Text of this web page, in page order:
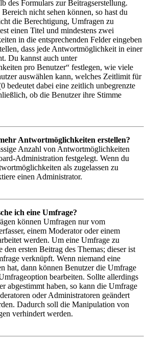
des Formulars zur Beitragserstellung.
nicht sehen können, so hast du
die Berechtigung, Umfragen zu
einen Titel und mindestens zwei
in die entsprechenden Felder eingeben
dass jede Antwortmöglichkeit in einer
Du kannst auch unter
pro Benutzer“ festlegen, wie viele
auswählen kann, welches Zeitlimit für
bedeutet dabei eine zeitlich unbegrenzte
ob die Benutzer ihre Stimme
Antwortmöglichkeiten erstellen?
Anzahl von Antwortmöglichkeiten
Administration festgelegt. Wenn du
als zugelassen zu
einen Administrator.
ich eine Umfrage?
können Umfragen nur vom
einem Moderator oder einem
werden. Um eine Umfrage zu
den ersten Beitrag des Themas; dieser ist
verknüpft. Wenn niemand eine
hat, dann können Benutzer die Umfrage
bearbeiten. Sollte allerdings
abgestimmt haben, so kann die Umfrage
oder Administratoren geändert
Dadurch soll die Manipulation von
verhindert werden.